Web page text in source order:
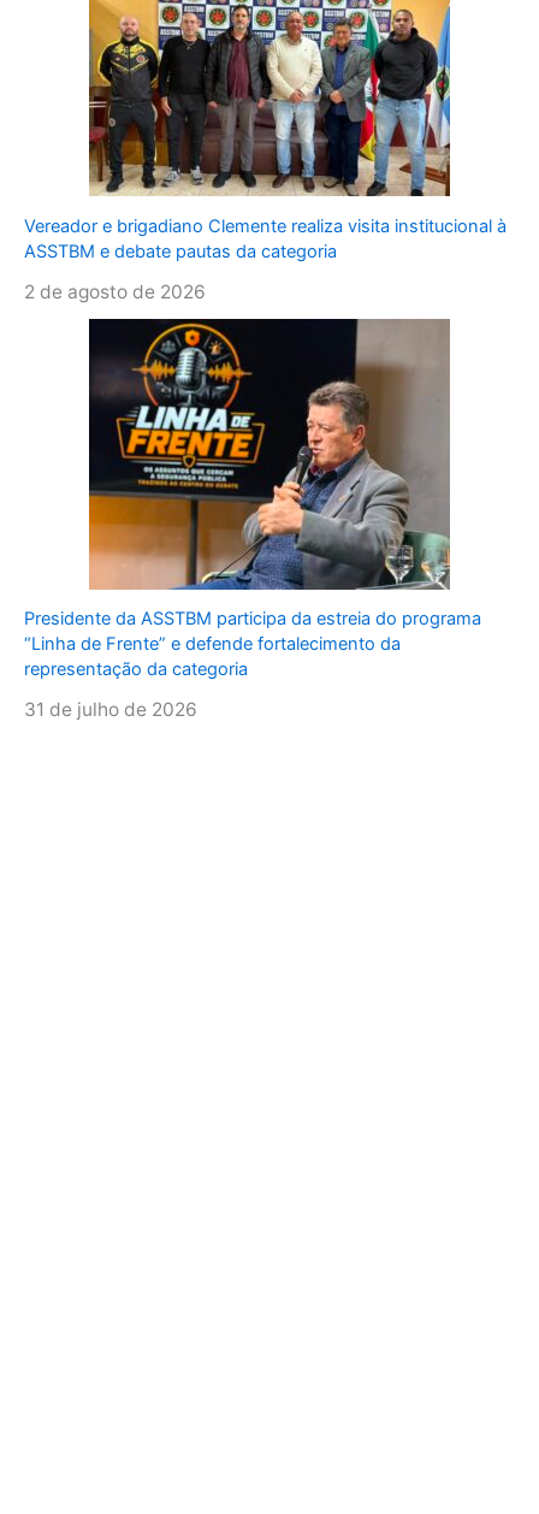
Vereador e brigadiano Clemente realiza visita institucional à
ASSTBM e debate pautas da categoria
2 de agosto de 2026
Presidente da ASSTBM participa da estreia do programa
“Linha de Frente” e defende fortalecimento da
representação da categoria
31 de julho de 2026